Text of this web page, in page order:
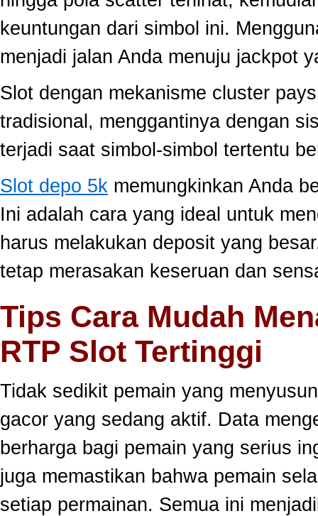
keuntungan dari simbol ini.
menjadi jalan Anda menuju jackpot
Slot dengan mekanisme cluster
tradisional, menggantinya dengan
terjadi saat simbol-simbol tertentu
Slot depo 5k memungkinkan Anda
Ini adalah cara yang ideal untuk
harus melakukan deposit yang
tetap merasakan keseruan dan
Tips Cara Mudah
RTP Slot Tertinggi
Tidak sedikit pemain yang
gacor yang sedang aktif. Data
berharga bagi pemain yang serius
juga memastikan bahwa pemain
setiap permainan. Semua ini